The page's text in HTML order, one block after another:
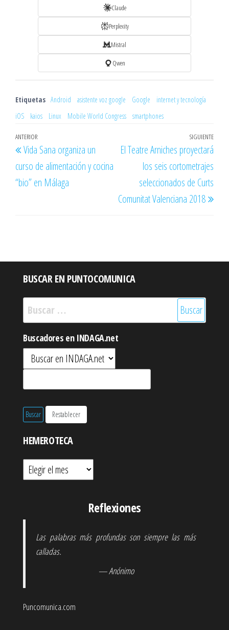
Claude
Perplexity
Mistral
Qwen
Etiquetas Android asistente voz google Google
internet y tecnología
iOS
kaios Linux Mobile World Congress smartphones
Navegación
de
entradas
Entrada
anterior
ANTERIOR
Vida Sana organiza un
curso de alimentación y cocina
“bio” en Málaga
SIGUIENTE
El Teatre Arniches proyectará
los seis cortometrajes
seleccionados de Curts
Comunitat Valenciana 2018
BUSCAR EN PUNTOCOMUNICA
Buscar:
Buscadores en INDAGA.net
HEMEROTECA
Hemeroteca
Reflexiones
Las palabras más profundas son siempre las más
calladas.
— Anónimo
Puncomunica.com